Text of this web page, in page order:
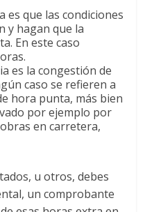
es que las condiciones
y hagan que la
En este caso
es la congestión de
caso se refieren a
hora punta, más bien
por ejemplo por
en carretera,
u otros, debes
un comprobante